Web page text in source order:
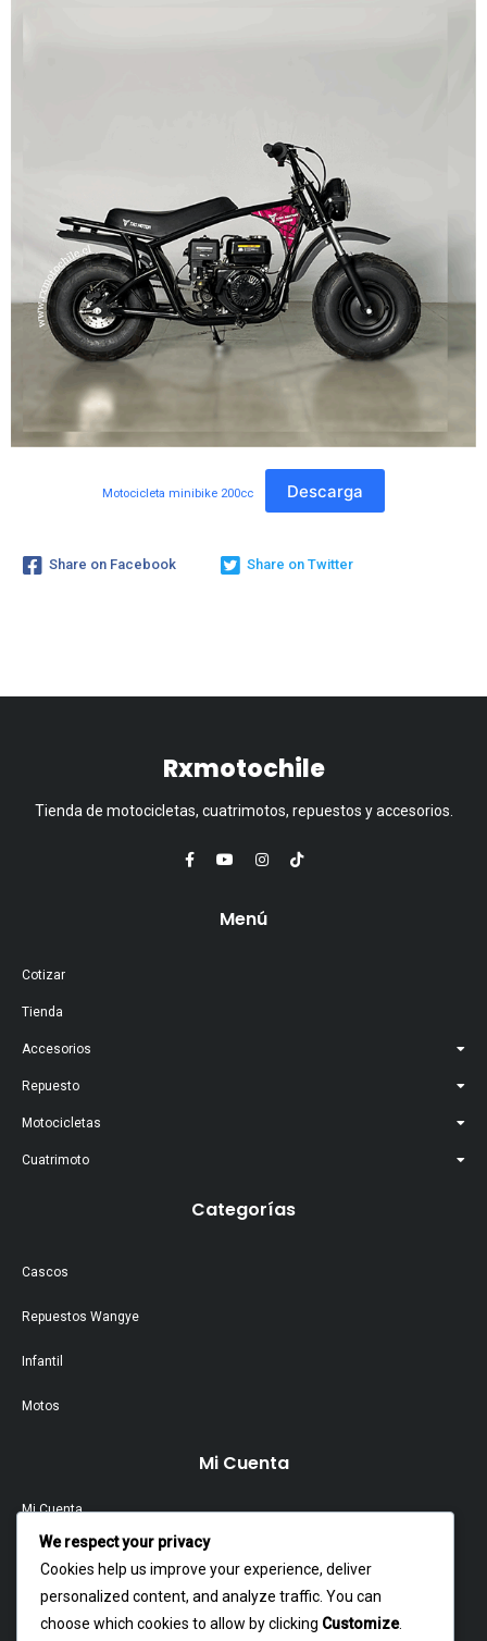
Motocicleta minibike 200cc Descarga
Share on Facebook Share on Twitter
Rxmotochile
Tienda de motocicletas, cuatrimotos, repuestos y accesorios.
Menú
Cotizar
Tienda
Accesorios
Repuesto
Motocicletas
Cuatrimoto
Categorías
Cascos
Repuestos Wangye
Infantil
Motos
Mi Cuenta
Mi Cuenta
Garantía Y Devoluciones
We respect your privacy
Cookies help us improve your experience, deliver
personalized content, and analyze traffic. You can
choose which cookies to allow by clicking Customize.